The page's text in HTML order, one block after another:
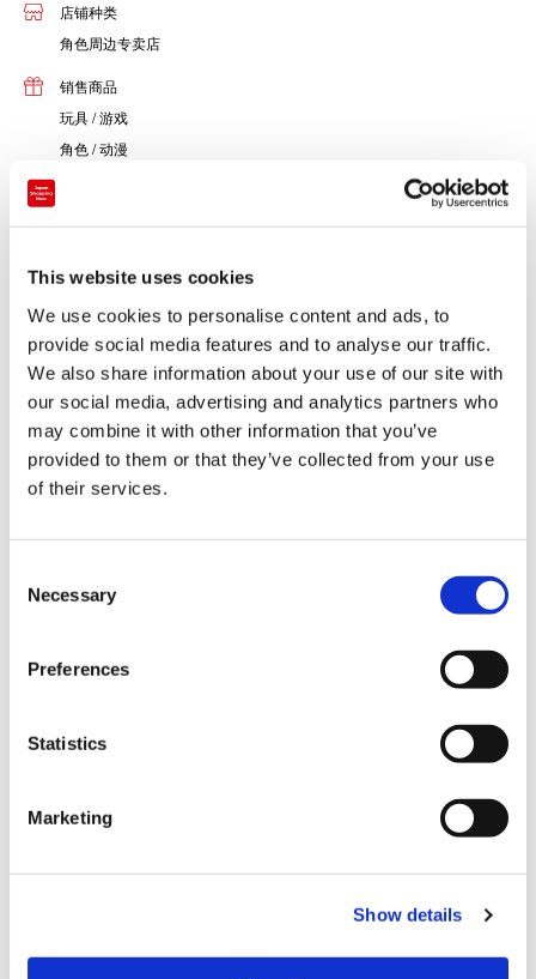
This website uses cookies
We use cookies to personalise content and ads, to
provide social media features and to analyse our traffic.
We also share information about your use of our site with
our social media, advertising and analytics partners who
may combine it with other information that you’ve
provided to them or that they’ve collected from your use
of their services.
Necessary
Preferences
Statistics
Marketing
Show details
店铺种类
角色周边专卖店
销售商品
玩具 / 游戏
角色 / 动漫
花供应。
结算
信用卡
Master信用卡
JCB信用卡
各种信用卡